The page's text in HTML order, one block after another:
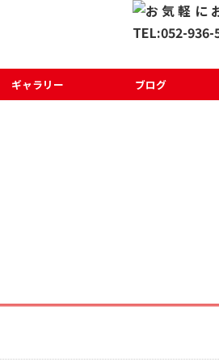
ギャラリー ブログ